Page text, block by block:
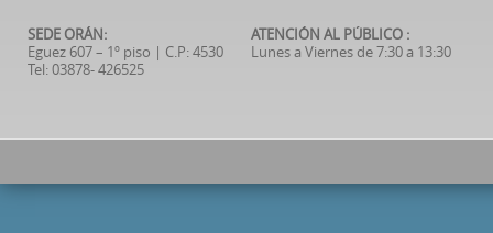
SEDE ORÁN:
Eguez 607 – 1º piso | C.P: 4530
Tel: 03878- 426525
ATENCIÓN AL PÚBLICO :
Lunes a Viernes de 7:30 a 13:30